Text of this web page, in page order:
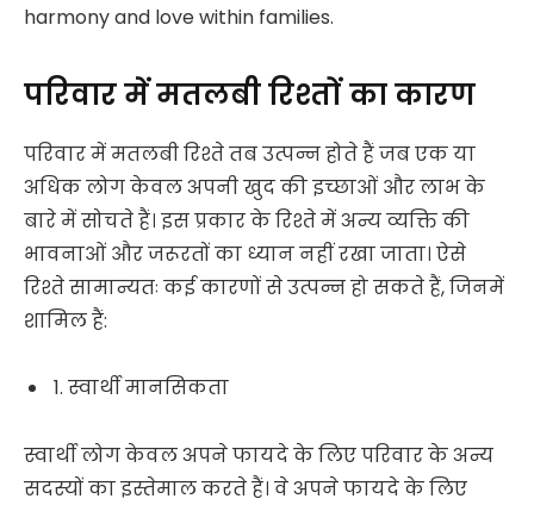
harmony and love within families.
परिवार में मतलबी रिश्तों का कारण
परिवार में मतलबी रिश्ते तब उत्पन्न होते हैं जब एक या
अधिक लोग केवल अपनी खुद की इच्छाओं और लाभ के
बारे में सोचते हैं। इस प्रकार के रिश्ते में अन्य व्यक्ति की
भावनाओं और जरूरतों का ध्यान नहीं रखा जाता। ऐसे
रिश्ते सामान्यतः कई कारणों से उत्पन्न हो सकते हैं, जिनमें
शामिल हैं:
1. स्वार्थी मानसिकता
स्वार्थी लोग केवल अपने फायदे के लिए परिवार के अन्य
सदस्यों का इस्तेमाल करते हैं। वे अपने फायदे के लिए